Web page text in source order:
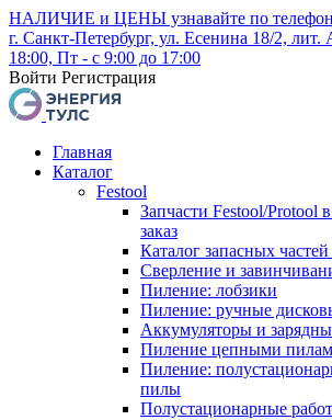
НАЛИЧИЕ и ЦЕНЫ узнавайте по
г. Санкт-Петербург, ул. Есенина 18/2, лит.
18:00, Пт - с 9:00 до 17:00
Войти Регистрация
Главная
Каталог
Festool
Запчасти Festool/Protool
заказ
Каталог запасных частей
Сверление и
Пиление: лобзики
Пиление: ручные
Аккумуляторы и
Пиление цепными
Пиление:
пилы
Полустационарные